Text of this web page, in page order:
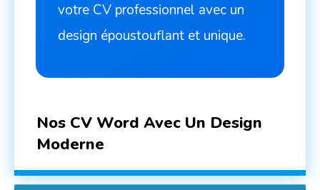
votre CV professionnel avec un
design époustouflant et unique.
Nos CV Word Avec Un Design
Moderne